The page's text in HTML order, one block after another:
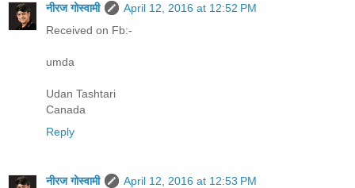
नीरज गोस्वामी
April 12, 2016 at 12:52 PM
Received on Fb:-
umda
Udan Tashtari
Canada
Reply
नीरज गोस्वामी
April 12, 2016 at 12:53 PM